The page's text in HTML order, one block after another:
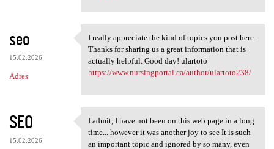
seo
15.02.2026
Adres
I really appreciate the kind
I really appreciate the kind of topics you post here.
Thanks for sharing us a great information that is
actually helpful. Good day! ulartoto
https://www.nursingportal.ca/author/ulartoto238/
SEO
15.02.2026
I admit, I have not been on
I admit, I have not been on this web page in a long
time... however it was another joy to see It is such
an important topic and ignored by so many, even